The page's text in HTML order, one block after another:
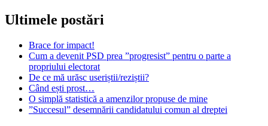
Ultimele postări
Brace for impact!
Cum a devenit PSD prea ”progresist” pentru o parte a
propriului electorat
De ce mă urăsc useriștii/reziștii?
Când ești prost…
O simplă statistică a amenzilor propuse de mine
”Succesul” desemnării candidatului comun al dreptei